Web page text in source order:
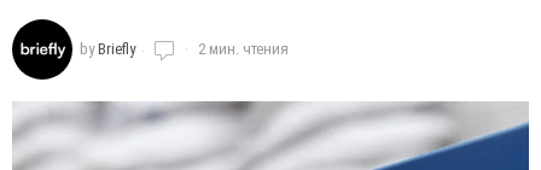
byBriefly 2 мин. чтения